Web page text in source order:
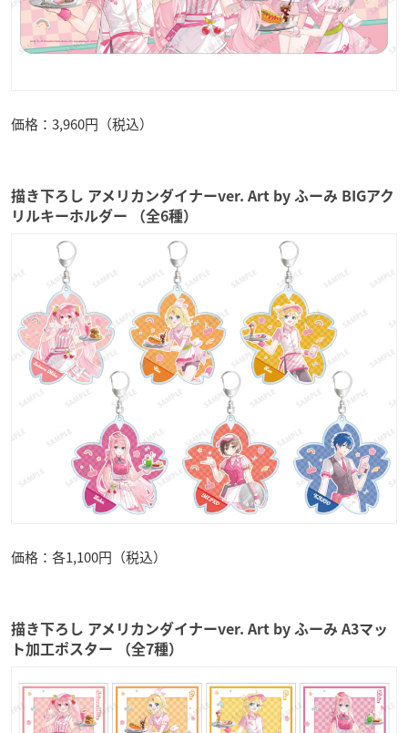
価格：3,960円（税込）
描き下ろし アメリカンダイナーver. Art by ふーみ BIGアク
リルキーホルダー （全6種）
価格：各1,100円（税込）
描き下ろし アメリカンダイナーver. Art by ふーみ A3マッ
ト加工ポスター （全7種）